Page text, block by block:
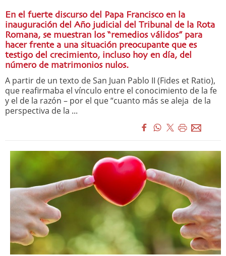
En el fuerte discurso del Papa Francisco en la
inauguración del Año judicial del Tribunal de la Rota
Romana, se muestran los “remedios válidos” para
hacer frente a una situación preocupante que es
testigo del crecimiento, incluso hoy en día, del
número de matrimonios nulos.
A partir de un texto de San Juan Pablo II (Fides et Ratio),
que reafirmaba el vínculo entre el conocimiento de la fe
y el de la razón – por el que “cuanto más se aleja de la
perspectiva de la ...